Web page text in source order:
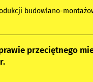
budowlano-
przeciętnego